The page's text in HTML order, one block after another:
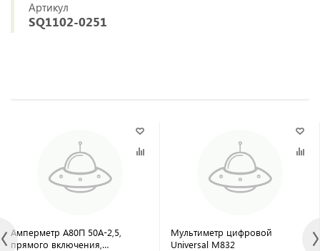
Артикул
SQ1102-0251
Амперметр А80П 50А-2,5,
прямого включения,
Мультиметр цифровой
Universal М832